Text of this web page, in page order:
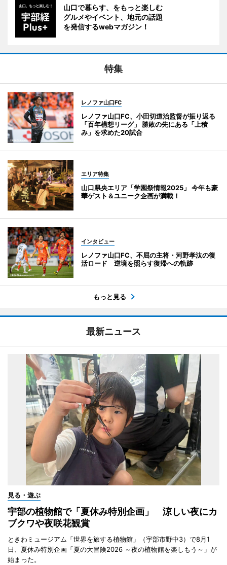
山口で暮らす、をもっと楽しむ
グルメやイベント、地元の話題
を発信するwebマガジン！
特集
レノファ山口FC
レノファ山口FC、小田切道治監督が振り返る
「百年構想リーグ」 勝敗の先にある「上積
み」を求めた20試合
エリア特集
山口県央エリア「学園祭情報2025」 今年も豪
華ゲスト＆ユニーク企画が満載！
インタビュー
レノファ山口FC、不屈の主将・河野孝汰の復
活ロード 逆境を照らす復帰への軌跡
もっと見る
最新ニュース
見る・遊ぶ
宇部の植物館で「夏休み特別企画」 涼しい夜にカ
ブクワや夜咲花観賞
ときわミュージアム「世界を旅する植物館」（宇部市野中3）で8月1
日、夏休み特別企画「夏の大冒険2026 ～夜の植物館を楽しもう～」が
始まった。